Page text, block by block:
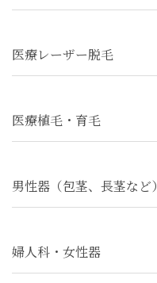
医療レーザー脱毛
医療植毛・育毛
男性器（包茎、長茎など）
婦人科・女性器